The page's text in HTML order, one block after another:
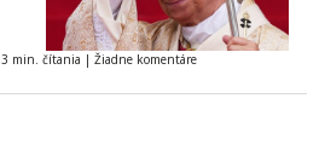
3 min. čítania | Žiadne komentáre